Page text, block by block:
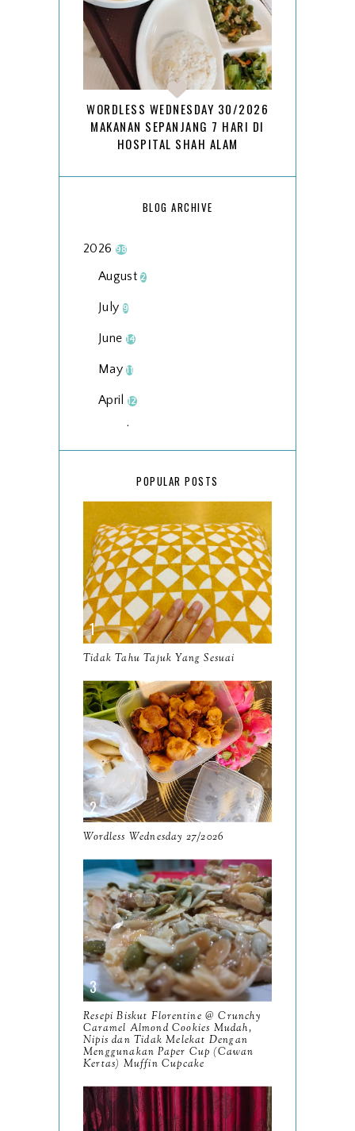
WORDLESS WEDNESDAY 30/2026
MAKANAN SEPANJANG 7 HARI DI
HOSPITAL SHAH ALAM
BLOG ARCHIVE
2026 98
August2
July 9
June 14
May11
April 12
March
2025134
December15
November14
October13
September 9
August8
July 14
June10
May
April9
March11
February8
January14
2024130
December19
November 12
October10
September13
August9
July 12
POPULAR POSTS
Tidak Tahu Tajuk Yang Sesuai
Wordless Wednesday 27/2026
Resepi Biskut Florentine @ Crunchy
Caramel Almond Cookies Mudah,
Nipis dan Tidak Melekat Dengan
Menggunakan Paper Cup (Cawan
Kertas) Muffin Cupcake